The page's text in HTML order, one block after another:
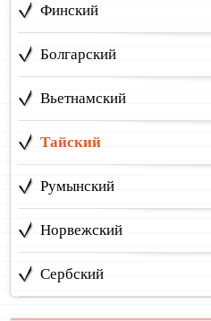
Финский
Болгарский
Вьетнамский
Тайский
Румынский
Норвежский
Сербский